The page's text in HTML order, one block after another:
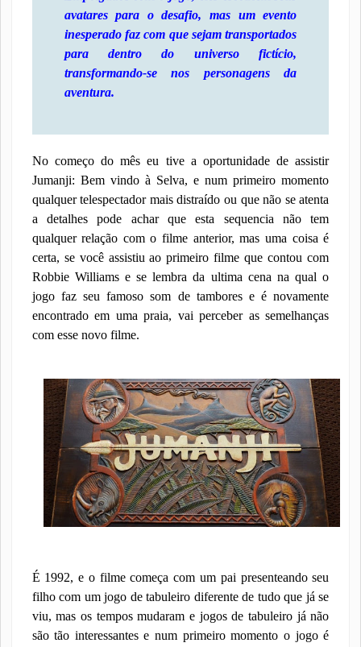
avatares para o desafio, mas um evento
inesperado faz com que sejam transportados
para dentro do universo fictício,
transformando-se nos personagens da
aventura.
No começo do mês eu tive a oportunidade de assistir
Jumanji: Bem vindo à Selva, e num primeiro momento
qualquer telespectador mais distraído ou que não se atenta
a detalhes pode achar que esta sequencia não tem
qualquer relação com o filme anterior, mas uma coisa é
certa, se você assistiu ao primeiro filme que contou com
Robbie Williams e se lembra da ultima cena na qual o
jogo faz seu famoso som de tambores e é novamente
encontrado em uma praia, vai perceber as semelhanças
com esse novo filme.
É 1992, e o filme começa com um pai presenteando seu
filho com um jogo de tabuleiro diferente de tudo que já se
viu, mas os tempos mudaram e jogos de tabuleiro já não
são tão interessantes e num primeiro momento o jogo é